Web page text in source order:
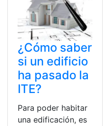
¿Cómo saber
si un edificio
ha pasado la
ITE?
Para poder habitar
una edificación, es